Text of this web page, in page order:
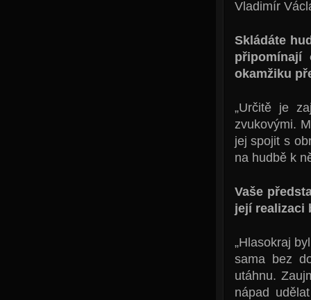
Vladimír
Skládáte
připomínají
okamžiku
„Určitě je
zvukovými.
jej spojit s
na hudbě k
Vaše
její realizaci
„Hlasokraj
sama bez
utáhnu.
nápad